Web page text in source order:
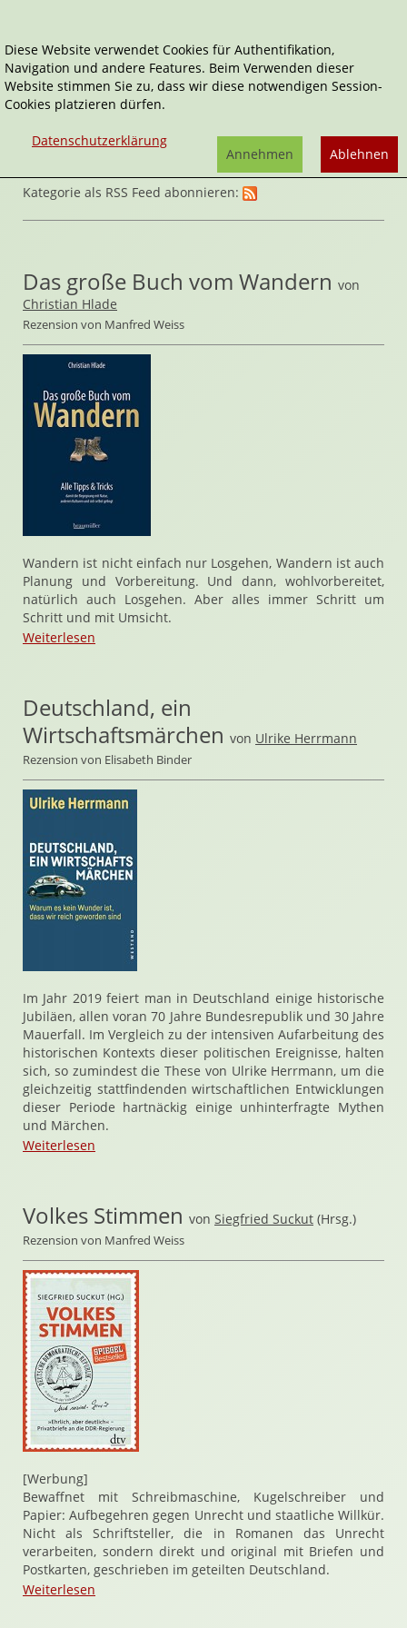
Home Sachbücher Lifestyle
Kategorie als RSS Feed abonnieren:
Das große Buch vom Wandern von
Christian Hlade
Rezension von Manfred Weiss
Wandern ist nicht einfach nur Losgehen, Wandern ist auch
Planung und Vorbereitung. Und dann, wohlvorbereitet,
natürlich auch Losgehen. Aber alles immer Schritt um
Schritt und mit Umsicht.
Weiterlesen
Deutschland, ein
Wirtschaftsmärchen von Ulrike Herrmann
Rezension von Elisabeth Binder
Im Jahr 2019 feiert man in Deutschland einige historische
Jubiläen, allen voran 70 Jahre Bundesrepublik und 30 Jahre
Mauerfall. Im Vergleich zu der intensiven Aufarbeitung des
historischen Kontexts dieser politischen Ereignisse, halten
sich, so zumindest die These von Ulrike Herrmann, um die
gleichzeitig stattfindenden wirtschaftlichen Entwicklungen
dieser Periode hartnäckig einige unhinterfragte Mythen
und Märchen.
Weiterlesen
Volkes Stimmen von Siegfried Suckut (Hrsg.)
Rezension von Manfred Weiss
[Werbung]
Bewaffnet mit Schreibmaschine, Kugelschreiber und
Papier: Aufbegehren gegen Unrecht und staatliche Willkür.
Nicht als Schriftsteller, die in Romanen das Unrecht
verarbeiten, sondern direkt und original mit Briefen und
Postkarten, geschrieben im geteilten Deutschland.
Weiterlesen
Diese Website verwendet Cookies für Authentifikation,
Navigation und andere Features. Beim Verwenden dieser
Website stimmen Sie zu, dass wir diese notwendigen Session-
Cookies platzieren dürfen.
Datenschutzerklärung
Ablehnen
Annehmen